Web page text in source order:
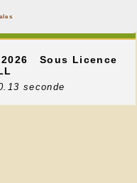
Sous Licence
seconde